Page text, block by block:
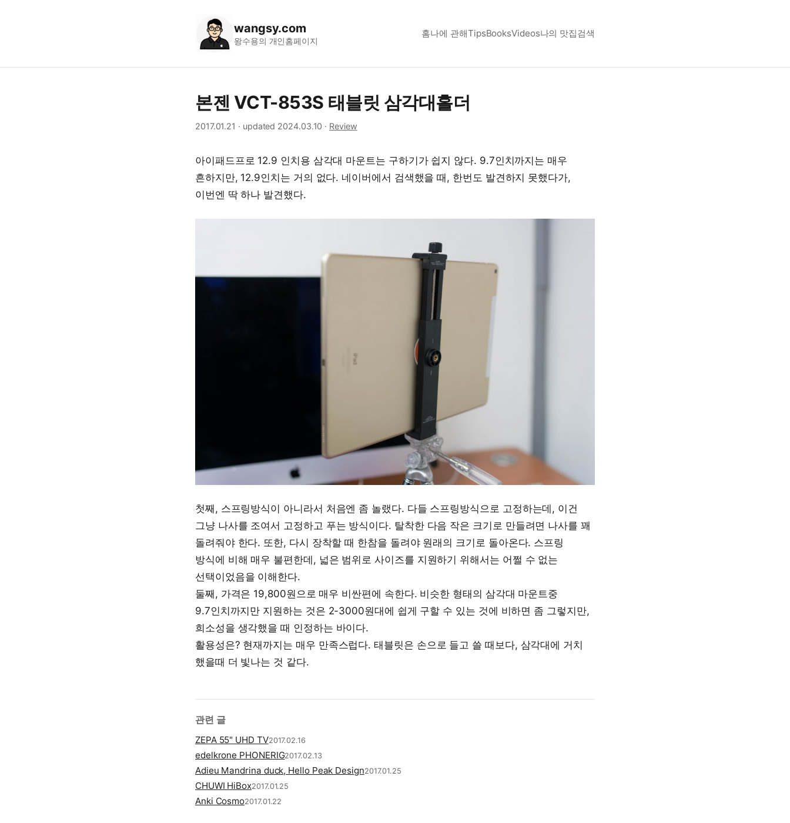
wangsy.com
왕수용의 개인홈페이지
홈나에 관해TipsBooksVideos나의 맛집검색
본젠 VCT-853S 태블릿 삼각대홀더
2017.01.21 · updated 2024.03.10 · Review
아이패드프로 12.9 인치용 삼각대 마운트는 구하기가 쉽지 않다. 9.7인치까지는 매우
흔하지만, 12.9인치는 거의 없다. 네이버에서 검색했을 때, 한번도 발견하지 못했다가,
이번엔 딱 하나 발견했다.
첫째, 스프링방식이 아니라서 처음엔 좀 놀랬다. 다들 스프링방식으로 고정하는데, 이건
그냥 나사를 조여서 고정하고 푸는 방식이다. 탈착한 다음 작은 크기로 만들려면 나사를 꽤
돌려줘야 한다. 또한, 다시 장착할 때 한참을 돌려야 원래의 크기로 돌아온다. 스프링
방식에 비해 매우 불편한데, 넓은 범위로 사이즈를 지원하기 위해서는 어쩔 수 없는
선택이었음을 이해한다.
둘째, 가격은 19,800원으로 매우 비싼편에 속한다. 비슷한 형태의 삼각대 마운트중
9.7인치까지만 지원하는 것은 2-3000원대에 쉽게 구할 수 있는 것에 비하면 좀 그렇지만,
희소성을 생각했을 때 인정하는 바이다.
활용성은? 현재까지는 매우 만족스럽다. 태블릿은 손으로 들고 쓸 때보다, 삼각대에 거치
했을때 더 빛나는 것 같다.
관련 글
ZEPA 55" UHD TV2017.02.16
edelkrone PHONERIG2017.02.13
Adieu Mandrina duck, Hello Peak Design2017.01.25
CHUWI HiBox2017.01.25
Anki Cosmo2017.01.22